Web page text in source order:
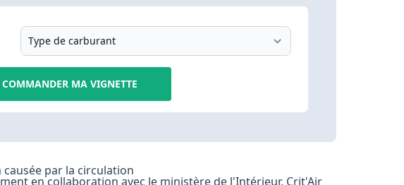
COMMANDER MA VIGNETTE
par la circulation
en collaboration avec le ministère de l'Intérieur, Crit'Air